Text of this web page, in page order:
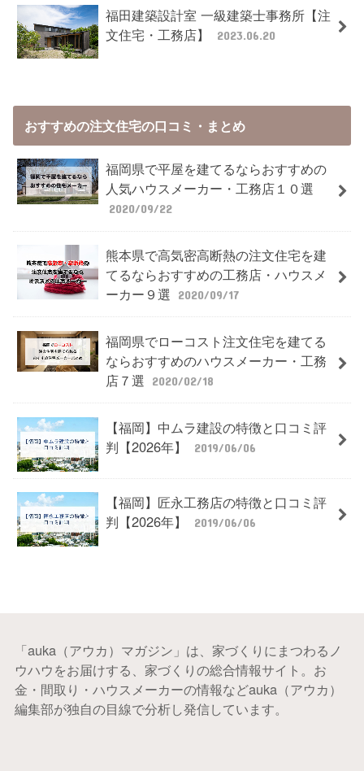
福田建築設計室 一級建築士事務所【注
文住宅・工務店】
2023.06.20
おすすめの注文住宅の口コミ・まとめ
福岡県で平屋を建てるならおすすめの
人気ハウスメーカー・工務店１０選
2020/09/22
熊本県で高気密高断熱の注文住宅を建
てるならおすすめの工務店・ハウスメ
ーカー９選
2020/09/17
福岡県でローコスト注文住宅を建てる
ならおすすめのハウスメーカー・工務
店７選
2020/02/18
【福岡】中ムラ建設の特徴と口コミ評
判【2026年】
2019/06/06
【福岡】匠永工務店の特徴と口コミ評
判【2026年】
2019/06/06
「auka（アウカ）マガジン」は、家づくりにまつわるノ
ウハウをお届けする、家づくりの総合情報サイト。お
金・間取り・ハウスメーカーの情報などauka（アウカ）
編集部が独自の目線で分析し発信しています。